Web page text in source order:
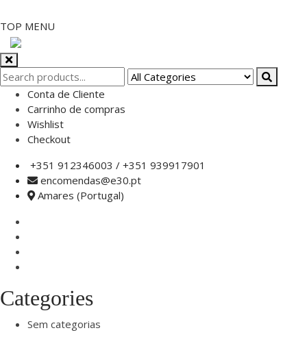
Skip
content
TOP MENU
Conta de Cliente
Carrinho de compras
Wishlist
Checkout
+351 912346003 / +351 939917901
encomendas@e30.pt
Amares (Portugal)
Categories
Sem categorias